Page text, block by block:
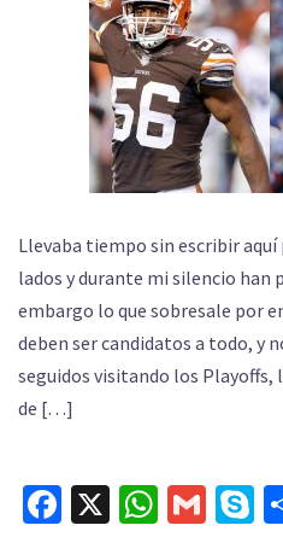
Llevaba tiempo sin escribir
lados y durante mi silencio han
embargo lo que sobresale por
deben ser candidatos a todo, y
seguidos visitando los
de […]
Facebook
X